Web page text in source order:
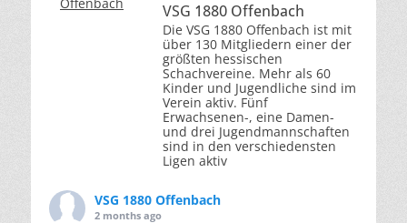
VSG 1880 Offenbach
Die VSG 1880 Offenbach ist mit
über 130 Mitgliedern einer der
größten hessischen
Schachvereine. Mehr als 60
Kinder und Jugendliche sind im
Verein aktiv. Fünf
Erwachsenen-, eine Damen-
und drei Jugendmannschaften
sind in den verschiedensten
Ligen aktiv
VSG 1880 Offenbach
2 months ago